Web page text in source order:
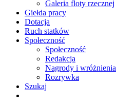
Galeria floty rzecznej
Giełda pracy
Dotacja
Ruch statków
Społeczność
Społeczność
Redakcja
Nagrody i wróżnienia
Rozrywka
Szukaj